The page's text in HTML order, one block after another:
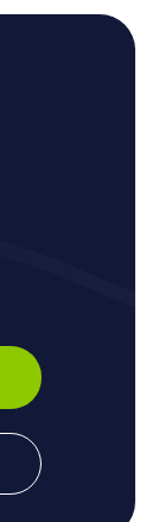
müsst ihr
Ziel der
in
eine tiefere
Wusstet
904
des
eurer
über diese
kulinarisch
könnt, und